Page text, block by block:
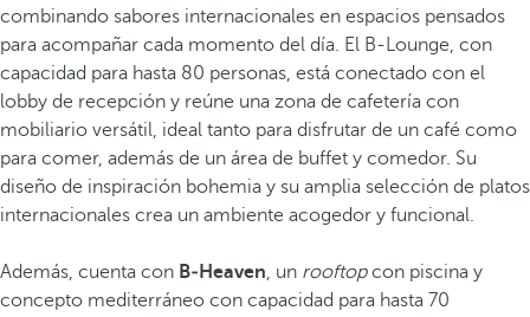
combinando sabores internacionales en espacios pensados
para acompañar cada momento del día. El B-Lounge, con
capacidad para hasta 80 personas, está conectado con el
lobby de recepción y reúne una zona de cafetería con
mobiliario versátil, ideal tanto para disfrutar de un café como
para comer, además de un área de buffet y comedor. Su
diseño de inspiración bohemia y su amplia selección de platos
internacionales crea un ambiente acogedor y funcional.
Además, cuenta con B‑Heaven, un rooftopcon piscina y
concepto mediterráneo con capacidad para hasta 70